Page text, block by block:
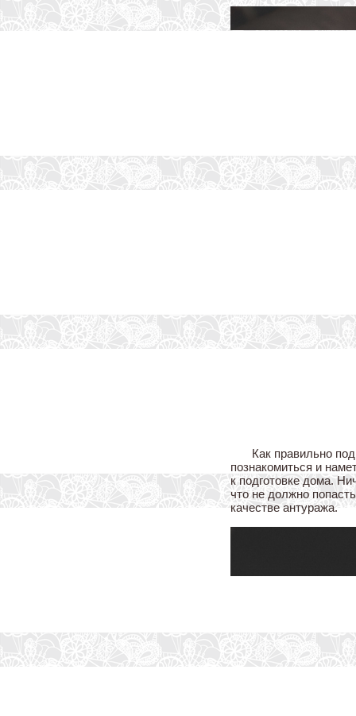
Как правильно
познакомиться и
к подготовке дома.
что не должно
качестве антуража.